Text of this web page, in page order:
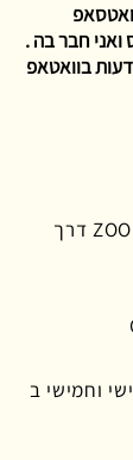
חבר בה .
בוואטאפ
מפגשים באמצעות תוכנת ZOOM דרך
וחמישי ב